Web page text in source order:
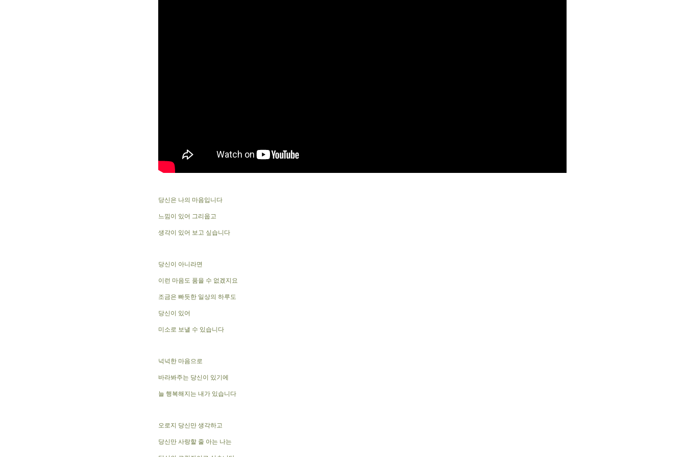
당신은 나의 마음입니다
느낌이 있어 그리웁고
생각이 있어 보고 싶습니다
당신이 아니라면
이런 마음도 품을 수 없겠지요
조금은 빠듯한 일상의 하루도
당신이 있어
미소로 보낼 수 있습니다
넉넉한 마음으로
바라봐주는 당신이 있기에
늘 행복해지는 내가 있습니다
오로지 당신만 생각하고
당신만 사랑할 줄 아는 나는